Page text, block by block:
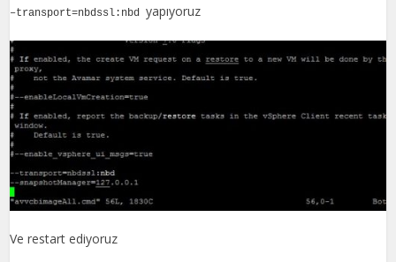
–transport=nbdssl:nbdyapıyoruz
Ve restart ediyoruz